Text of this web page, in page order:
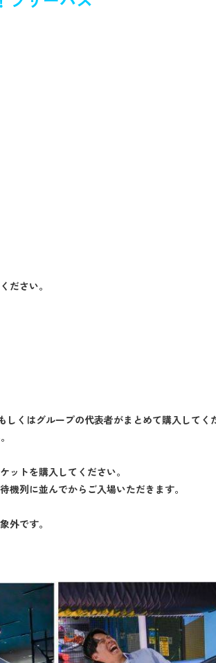
ださい。
くはグループの代表者がまとめて購入してく
トを購入してください。
列に並んでからご入場いただきます。
外です。